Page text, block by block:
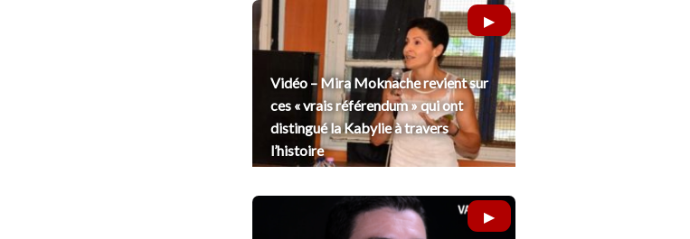
Vidéo – Mira Moknache revient sur
ces « vrais référendum » qui ont
distingué la Kabylie à travers
l’histoire